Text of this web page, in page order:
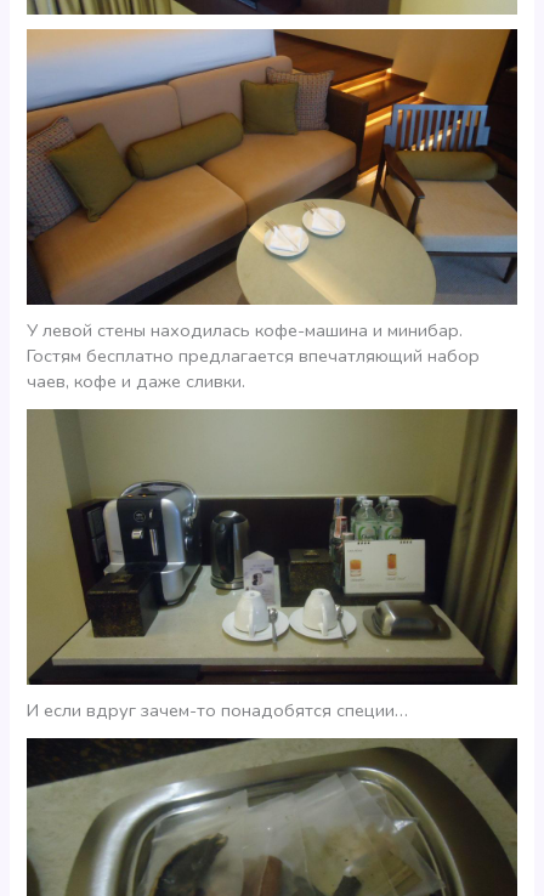
У левой стены находилась кофе-машина и минибар.
Гостям бесплатно предлагается впечатляющий набор
чаев, кофе и даже сливки.
И если вдруг зачем-то понадобятся специи…